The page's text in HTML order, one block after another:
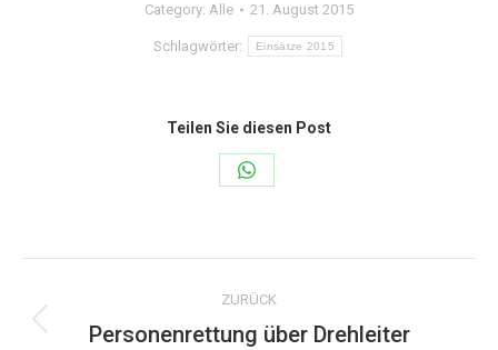
Category: Alle 21. August 2015
Schlagwörter: Einsätze 2015
Teilen Sie diesen Post
Share
WhatsApp
Kommentarnavigation
ZURÜCK
Vorheriger
Personenrettung über Drehleiter